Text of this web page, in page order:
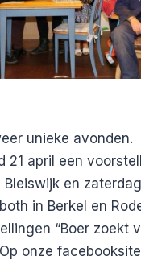
unieke avonden.
21 april een
Bleiswijk en
in Berkel en
“Boer zoekt
onze